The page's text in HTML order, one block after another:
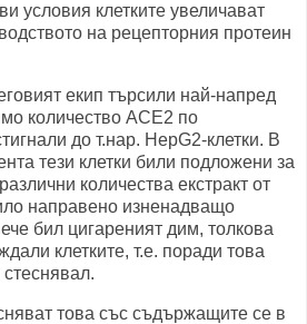
условия клетките увеличават
на рецепторния протеин
екип търсили най-напред
количество ACE2 по
до т.нар. HepG2-клетки. В
тези клетки били подложени за
количества екстракт от
направено изненадващо
бил цигареният дим, толкова
клетките, т.е. поради това
това със съдържащите се в